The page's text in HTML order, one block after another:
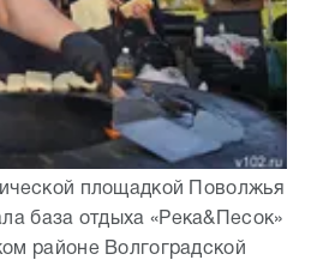
площадкой Поволжья
база отдыха «Река&Песок»
районе Волгоградской